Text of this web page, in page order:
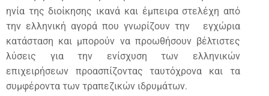
ηνία της διοίκησης ικανά και έμπειρα στελέχη από
την ελληνική αγορά που γνωρίζουν την
εγχώρια
κατάσταση και μπορούν να προωθήσουν βέλτιστες
λύσεις για την ενίσχυση των ελληνικών
επιχειρήσεων προασπίζοντας ταυτόχρονα και τα
συμφέροντα των τραπεζικών ιδρυμάτων.